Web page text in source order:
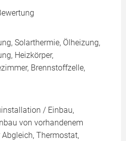
Solarthermie, Ölheizung,
Heizkörper,
Brennstoffzelle,
/ Einbau,
von vorhandenem
Thermostat,